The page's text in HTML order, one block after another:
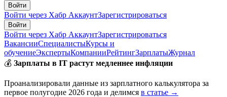
Войти
Войти через Хабр АккаунтЗарегистрироваться
Войти
Войти через Хабр АккаунтЗарегистрироваться
ВакансииСпециалистыКурсы и
обучениеЭкспертыКомпанииРейтингЗарплатыЖурнал
💰 Зарплаты в IT растут медленнее инфляции
Проанализировали данные из зарплатного калькулятора за
первое полугодие 2026 года и делимся в статье →